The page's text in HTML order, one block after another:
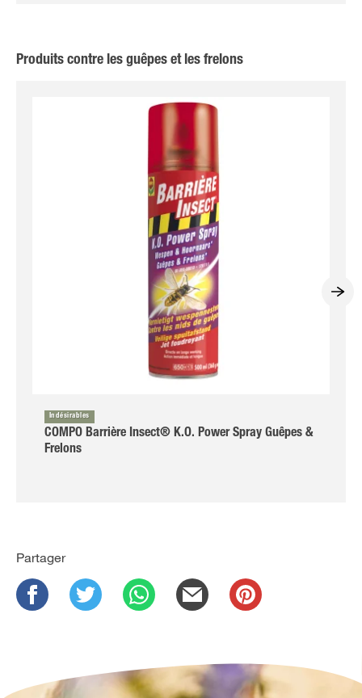
Produits contre les guêpes et les frelons
Indésirables
COMPO Barrière Insect® K.O. Power Spray Guêpes &
Frelons
Partager